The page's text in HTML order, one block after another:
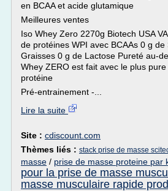
en BCAA et acide glutamique
Meilleures ventes
Iso Whey Zero 2270g Biotech USA
de protéines WPI avec BCAAs 0 g
Graisses 0 g de Lactose Pureté au-
Whey ZERO est fait avec le plus
protéine
Pré-entrainement -...
Lire la suite
Site : cdiscount.com
Thèmes liés : stack prise de masse
masse / prise de masse proteine par
pour la prise de masse
masse musculaire rapide